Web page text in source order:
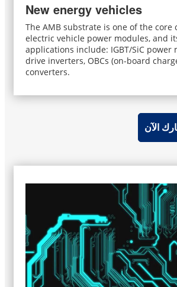
New energy vehicles
The AMB substrate is one of the core
electric vehicle power modules, and
applications include: IGBT/SiC power
drive inverters, OBCs (on-board
converters.
الآن